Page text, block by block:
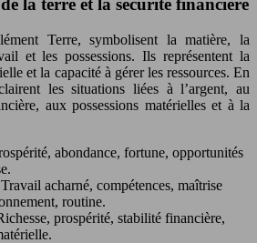
la terre et la sécurité financière
Terre, symbolisent la matière, la
et les possessions. Ils représentent la
et la capacité à gérer les ressources. En
les situations liées à l’argent, au
aux possessions matérielles et à la
abondance, fortune, opportunités
Travail acharné, compétences, maîtrise
routine.
prospérité, stabilité financière,